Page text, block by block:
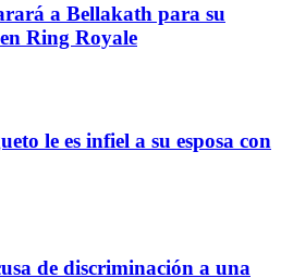
a Bellakath para su
Ring Royale
le es infiel a su esposa con
de discriminación a una